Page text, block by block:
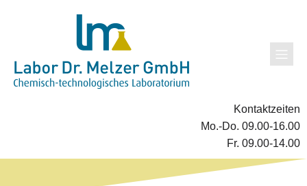
Kontaktzeiten
Mo.-Do. 09.00-16.00
Fr. 09.00-14.00